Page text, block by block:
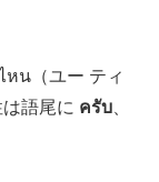
หน（ユー ティ
語尾に ครับ